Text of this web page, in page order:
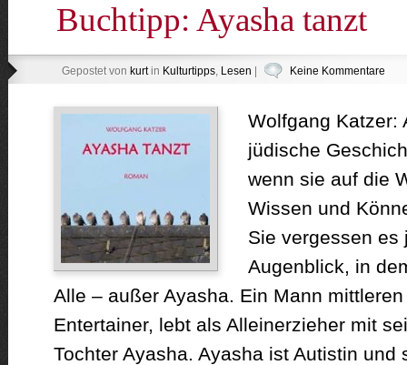
Buchtipp: Ayasha tanzt
Gepostet von kurtin Kulturtipps, Lesen Keine Kommentare
Wolfgang Katzer:
jüdische
wenn sie auf die
Wissen und
Sie vergessen es
Augenblick, in
Alle – außer Ayasha. Ein Mann
Entertainer, lebt als Alleinerzieher mit
Tochter Ayasha. Ayasha ist Autistin und